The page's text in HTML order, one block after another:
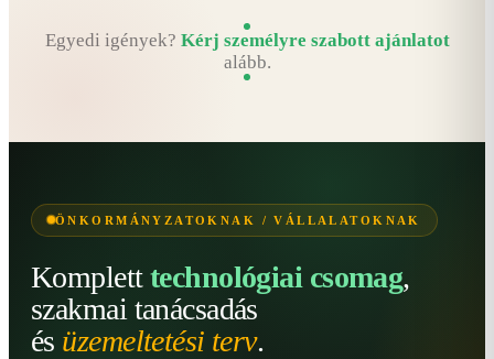
Egyedi igények? Kérj személyre szabott ajánlatot
alább.
ÖNKORMÁNYZATOKNAK / VÁLLALATOKNAK
Kompletttechnológiai csomag,
szakmai tanácsadás
és üzemeltetési terv.